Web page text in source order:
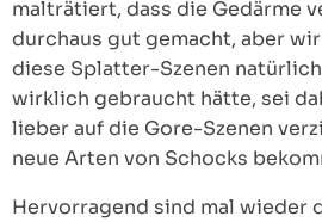
malträtiert, dass die Gedärme
durchaus gut gemacht, aber
diese Splatter-Szenen
wirklich gebraucht hätte, sei
lieber auf die Gore-Szenen
neue Arten von Schocks
Hervorragend sind mal wieder